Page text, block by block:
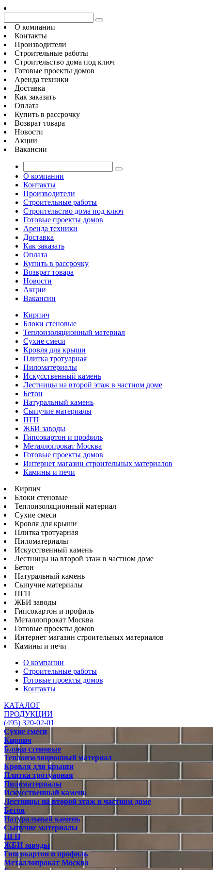
О компании
Контакты
Производители
Строительные работы
Строительство дома под ключ
Готовые проекты домов
Аренда техники
Доставка
Как заказать
Оплата
Купить в рассрочку
Возврат товара
Новости
Акции
Вакансии
О компании
Контакты
Производители
Строительные работы
Строительство дома под ключ
Готовые проекты домов
Аренда техники
Доставка
Как заказать
Оплата
Купить в рассрочку
Возврат товара
Новости
Акции
Вакансии
Кирпич
Блоки стеновые
Теплоизоляционный материал
Сухие смеси
Кровля для крыши
Плитка тротуарная
Пиломатериалы
Искусственный камень
Лестницы на второй этаж в частном доме
Бетон
Натуральный камень
Сыпучие материалы
ПГП
ЖБИ заводы
Гипсокартон и профиль
Металлопрокат Москва
Готовые проекты домов
Интернет магазин строительных материалов
Камины и печи
Кирпич
Блоки стеновые
Теплоизоляционный материал
Сухие смеси
Кровля для крыши
Плитка тротуарная
Пиломатериалы
Искусственный камень
Лестницы на второй этаж в частном доме
Бетон
Натуральный камень
Сыпучие материалы
ПГП
ЖБИ заводы
Гипсокартон и профиль
Металлопрокат Москва
Готовые проекты домов
Интернет магазин строительных материалов
Камины и печи
О компании
Строительные работы
Готовые проекты домов
Контакты
КАТАЛОГ
ПРОДУКЦИИ
(495) 320-02-01
Сухие смеси
Кирпич
Блоки стеновые
Теплоизоляционный материал
Кровля для крыши
Плитка тротуарная
Пиломатериалы
Искусственный камень
Лестницы на второй этаж в частном доме
Бетон
Натуральный камень
Сыпучие материалы
ПГП
ЖБИ заводы
Гипсокартон и профиль
Металлопрокат Москва